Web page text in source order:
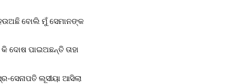
ବୋଲି ମୁଁ ସେମାନଙ୍କ
ଦୋଷ ପାଇଅଛନ୍ତି ତାହା
ସେନାପତି ଲୂସୀୟା ଆସିଲା